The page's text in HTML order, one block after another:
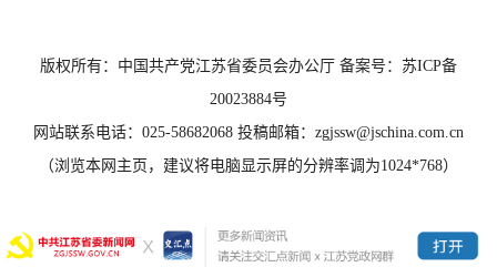
版权所有：中国共产党江苏省委员会办公厅 备案号：苏ICP备
20023884号
网站联系电话：025-58682068 投稿邮箱：zgjssw@jschina.com.cn
（浏览本网主页，建议将电脑显示屏的分辨率调为1024*768）